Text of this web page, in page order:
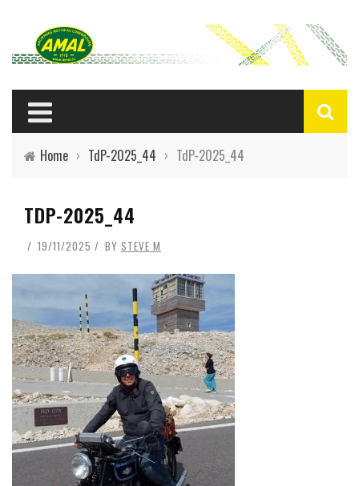
Home › TdP-2025_44 › TdP-2025_44
TDP-2025_44
19/11/2025 BY STEVE M